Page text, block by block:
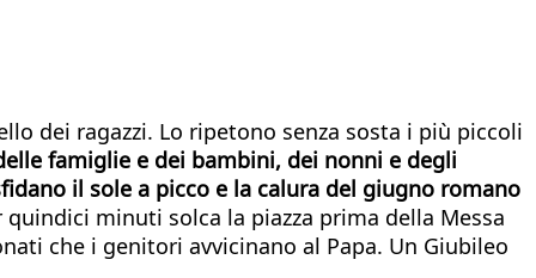
dei ragazzi. Lo ripetono senza sosta i più piccoli
famiglie e dei bambini, dei nonni e degli
il sole a picco e la calura del giugno romano
minuti solca la piazza prima della Messa
che i genitori avvicinano al Papa. Un Giubileo